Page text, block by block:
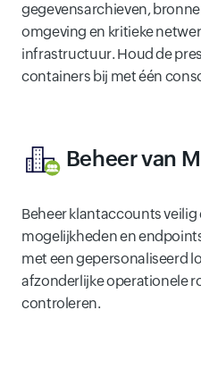
gegevensarchieven,
omgeving en kritieke
infrastructuur. Houd de
containers bij met één
Beheer van
Beheer klantaccounts
mogelijkheden en
met een gepersonaliseerd
afzonderlijke operationele
controleren.